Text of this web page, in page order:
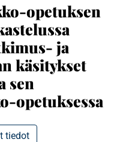
opetuksen
ja
käsitykset
sen
opetuksessa
tiedot